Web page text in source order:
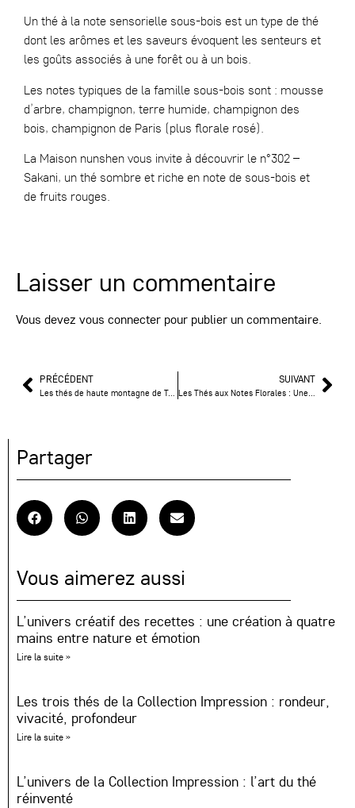
Un thé à la note sensorielle sous-bois est un type de thé
dont les arômes et les saveurs évoquent les senteurs et
les goûts associés à une forêt ou à un bois.
Les notes typiques de la famille sous-bois sont : mousse
d’arbre, champignon, terre humide, champignon des
bois, champignon de Paris (plus florale rosé).
La Maison nunshen vous invite à découvrir le n°302 –
Sakani, un thé sombre et riche en note de sous-bois et
de fruits rouges.
Laisser un commentaire
Vous devez vous connecter pour publier un commentaire.
PRÉCÉDENT
Les thés de haute montagne de Taïwan : un trésor d’altitude
SUIVANT
Les Thés aux Notes Florales : Une Évasion Sensorielle au Cœur de la Tasse
Partager
Vous aimerez aussi
L’univers créatif des recettes : une création à quatre
mains entre nature et émotion
Lire la suite »
Les trois thés de la Collection Impression : rondeur,
vivacité, profondeur
Lire la suite »
L’univers de la Collection Impression : l’art du thé
réinventé